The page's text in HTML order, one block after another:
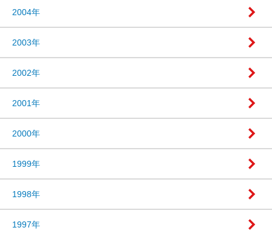
2004年
2003年
2002年
2001年
2000年
1999年
1998年
1997年